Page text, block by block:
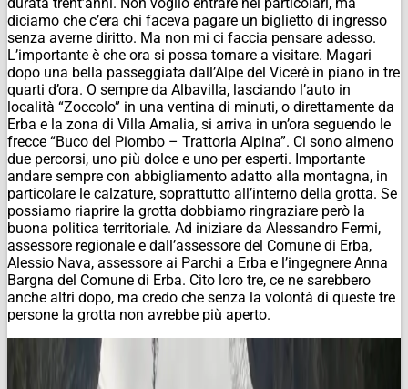
diciamo che c’era chi faceva pagare un biglietto di ingresso
senza averne diritto. Ma non mi ci faccia pensare adesso.
L’importante è che ora si possa tornare a visitare. Magari
dopo una bella passeggiata dall’Alpe del Vicerè in piano in tre
quarti d’ora. O sempre da Albavilla, lasciando l’auto in
località “Zoccolo” in una ventina di minuti, o direttamente da
Erba e la zona di Villa Amalia, si arriva in un’ora seguendo le
frecce “Buco del Piombo – Trattoria Alpina”. Ci sono almeno
due percorsi, uno più dolce e uno per esperti. Importante
andare sempre con abbigliamento adatto alla montagna, in
particolare le calzature, soprattutto all’interno della grotta. Se
possiamo riaprire la grotta dobbiamo ringraziare però la
buona politica territoriale. Ad iniziare da Alessandro Fermi,
assessore regionale e dall’assessore del Comune di Erba,
Alessio Nava, assessore ai Parchi a Erba e l’ingegnere Anna
Bargna del Comune di Erba. Cito loro tre, ce ne sarebbero
anche altri dopo, ma credo che senza la volontà di queste tre
persone la grotta non avrebbe più aperto.